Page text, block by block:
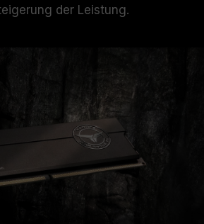
der Leistung.